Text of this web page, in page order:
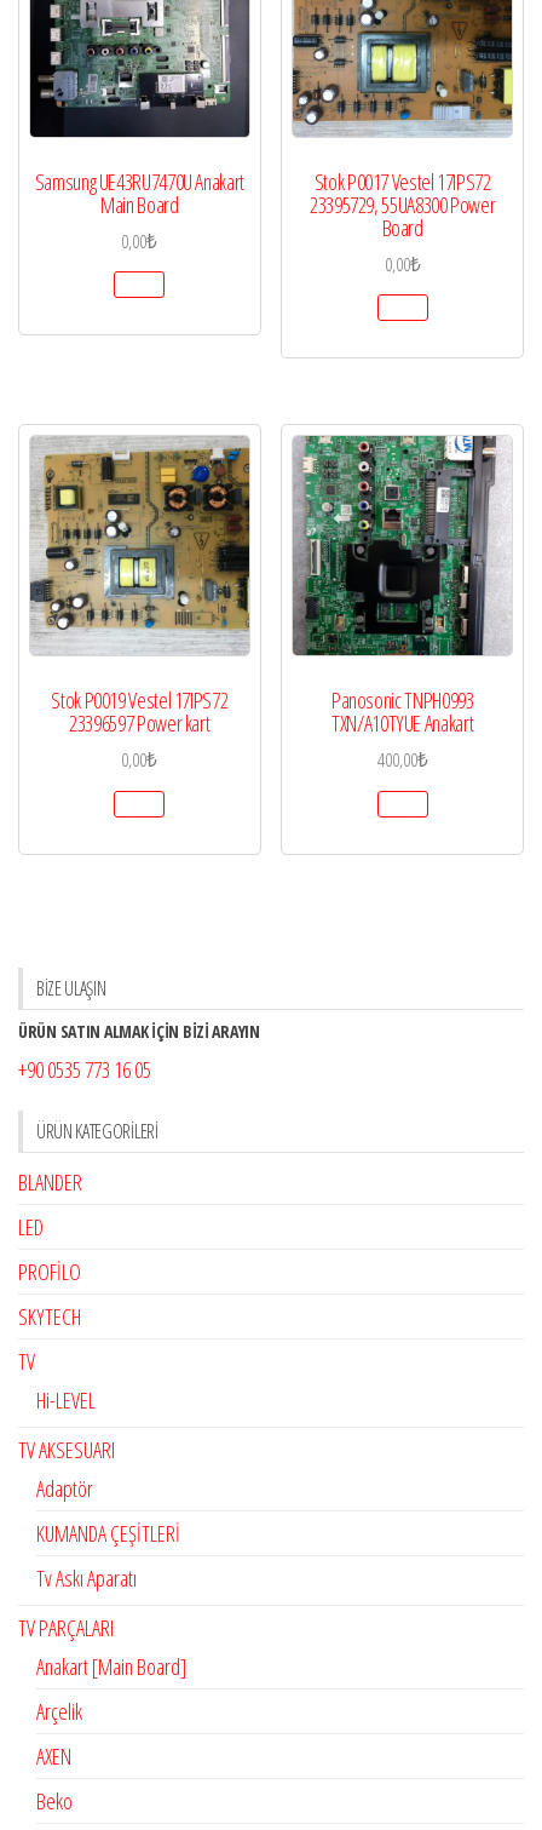
Samsung UE43RU7470U Anakart
Main Board
0,00₺
Stok P0017 Vestel 17IPS72
23395729, 55UA8300 Power
Board
0,00₺
Stok P0019 Vestel 17IPS72
23396597 Power kart
0,00₺
Panosonic TNPH0993
TXN/A10TYUE Anakart
400,00₺
BİZE ULAŞIN
ÜRÜN SATIN ALMAK İÇİN BİZİ ARAYIN
+90 0535 773 16 05
ÜRÜN KATEGORILERI
BLANDER
LED
PROFİLO
SKYTECH
TV
Hi-LEVEL
TV AKSESUARI
Adaptör
KUMANDA ÇEŞİTLERİ
Tv Askı Aparatı
TV PARÇALARI
Anakart [Main Board]
Arçelik
AXEN
Beko